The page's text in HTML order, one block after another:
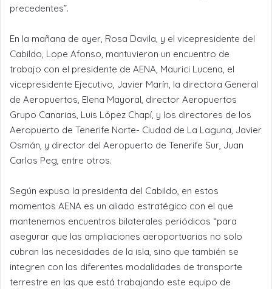
precedentes”.
En la mañana de ayer, Rosa Davila, y el vicepresidente del
Cabildo, Lope Afonso, mantuvieron un encuentro de
trabajo con el presidente de AENA, Maurici Lucena, el
vicepresidente Ejecutivo, Javier Marín, la directora General
de Aeropuertos, Elena Mayoral, director Aeropuertos
Grupo Canarias, Luis López Chapí, y los directores de los
Aeropuerto de Tenerife Norte- Ciudad de La Laguna, Javier
Osmán, y director del Aeropuerto de Tenerife Sur, Juan
Carlos Peg, entre otros.
Según expuso la presidenta del Cabildo, en estos
momentos AENA es un aliado estratégico con el que
mantenemos encuentros bilaterales periódicos “para
asegurar que las ampliaciones aeroportuarias no solo
cubran las necesidades de la isla, sino que también se
integren con las diferentes modalidades de transporte
terrestre en las que está trabajando este equipo de